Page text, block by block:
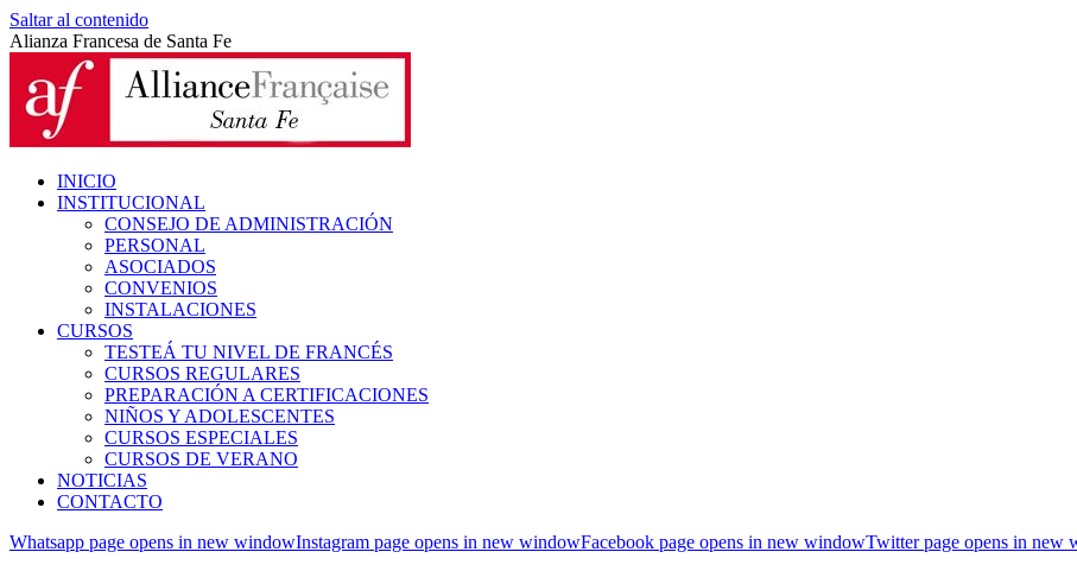
Saltar al contenido
Alianza Francesa de Santa Fe
INICIO
INSTITUCIONAL
CONSEJO DE ADMINISTRACIÓN
PERSONAL
ASOCIADOS
CONVENIOS
INSTALACIONES
CURSOS
TESTEÁ TU NIVEL DE FRANCÉS
CURSOS REGULARES
PREPARACIÓN A CERTIFICACIONES
NIÑOS Y ADOLESCENTES
CURSOS ESPECIALES
CURSOS DE VERANO
NOTICIAS
CONTACTO
Whatsapp page opens in new windowInstagram page opens in new windowFacebook page opens in new windowTwitter page opens in new